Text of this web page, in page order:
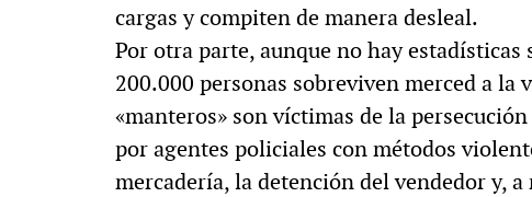
cargas y compiten de manera desleal.
Por otra parte, aunque no hay estadísticas
200.000 personas sobreviven merced a la
«manteros» son víctimas de la
por agentes policiales con métodos
mercadería, la detención del vendedor y,